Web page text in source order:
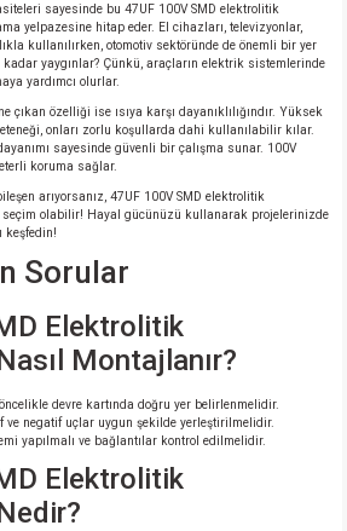
sayesinde bu 47UF 100V SMD elektrolitik
yelpazesine hitap eder. El cihazları, televizyonlar,
kullanılırken, otomotiv sektöründe de önemli bir yer
yaygınlar? Çünkü, araçların elektrik sistemlerinde
yardımcı olurlar.
özelliği ise ısıya karşı dayanıklılığındır. Yüksek
onları zorlu koşullarda dahi kullanılabilir kılar.
sayesinde güvenli bir çalışma sunar. 100V
koruma sağlar.
arıyorsanız, 47UF 100V SMD elektrolitik
olabilir! Hayal gücünüzü kullanarak projelerinizde
keşfedin!
Sorular
Elektrolitik
Montajlanır?
devre kartında doğru yer belirlenmelidir.
ve negatif uçlar uygun şekilde yerleştirilmelidir.
yapılmalı ve bağlantılar kontrol edilmelidir.
Elektrolitik